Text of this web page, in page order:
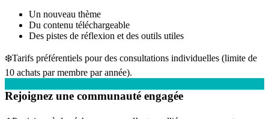
Un nouveau thème
Du contenu téléchargeable
Des pistes de réflexion et des outils utiles
❄️Tarifs préférentiels pour des consultations individuelles (limite de
10 achats par membre par année).
Rejoignez une communauté engagée